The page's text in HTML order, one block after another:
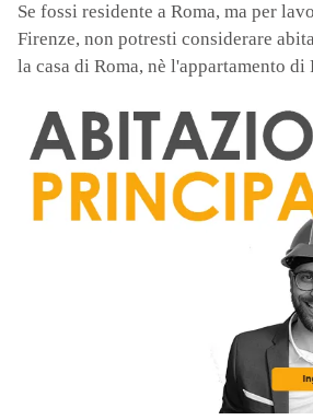
Se fossi residente a Roma, ma per
Firenze, non potresti considerare
la casa di Roma, nè l'appartamento di